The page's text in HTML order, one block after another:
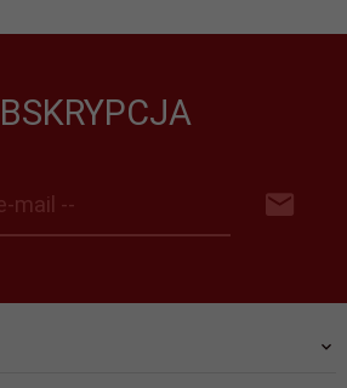
mail --